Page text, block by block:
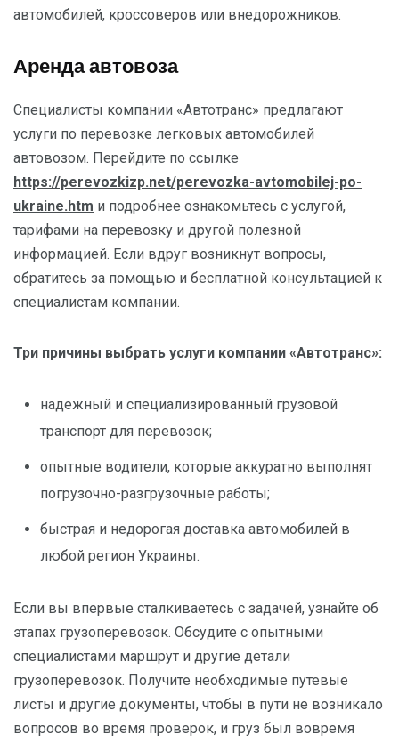
автомобилей, кроссоверов или внедорожников.
Аренда автовоза
Специалисты компании «Автотранс» предлагают
услуги по перевозке легковых автомобилей
автовозом. Перейдите по ссылке
https://perevozkizp.net/perevozka-avtomobilej-po-
ukraine.htm и подробнее ознакомьтесь с услугой,
тарифами на перевозку и другой полезной
информацией. Если вдруг возникнут вопросы,
обратитесь за помощью и бесплатной консультацией к
специалистам компании.
Три причины выбрать услуги компании «Автотранс»:
надежный и специализированный грузовой
транспорт для перевозок;
опытные водители, которые аккуратно выполнят
погрузочно-разгрузочные работы;
быстрая и недорогая доставка автомобилей в
любой регион Украины.
Если вы впервые сталкиваетесь с задачей, узнайте об
этапах грузоперевозок. Обсудите с опытными
специалистами маршрут и другие детали
грузоперевозок. Получите необходимые путевые
листы и другие документы, чтобы в пути не возникало
вопросов во время проверок, и груз был вовремя